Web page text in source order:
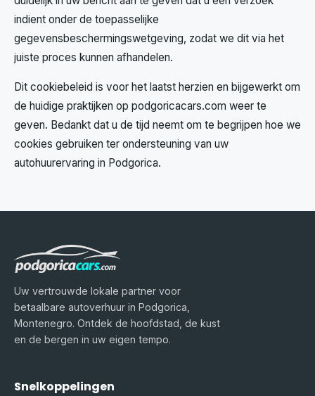
indient onder de toepasselijke
gegevensbeschermingswetgeving, zodat we dit via het
juiste proces kunnen afhandelen.
Dit cookiebeleid is voor het laatst herzien en bijgewerkt om
de huidige praktijken op podgoricacars.com weer te
geven. Bedankt dat u de tijd neemt om te begrijpen hoe we
cookies gebruiken ter ondersteuning van uw
autohuurervaring in Podgorica.
Uw vertrouwde lokale partner voor
betaalbare autoverhuur in Podgorica,
Montenegro. Ontdek de hoofdstad, de kust
en de bergen in uw eigen tempo.
Snelkoppelingen